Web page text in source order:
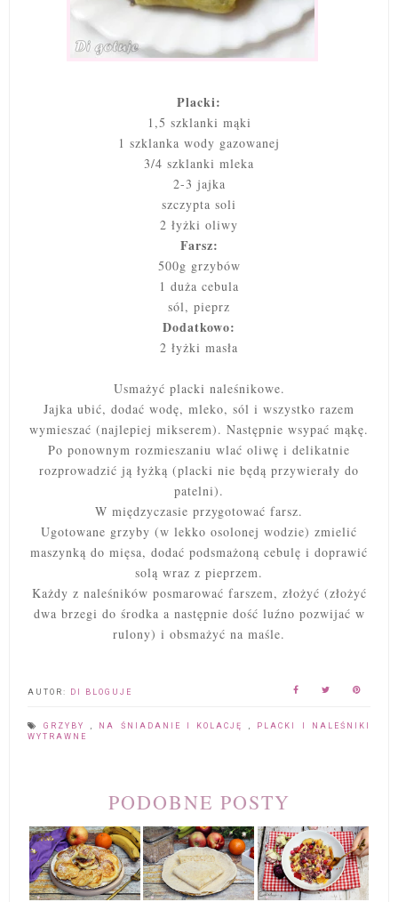
Placki:
1,5 szklanki mąki
1 szklanka wody gazowanej
3/4 szklanki mleka
2-3 jajka
szczypta soli
2 łyżki oliwy
Farsz:
500g grzybów
1 duża cebula
sól, pieprz
Dodatkowo:
2 łyżki masła
Usmażyć placki naleśnikowe.
Jajka ubić, dodać wodę, mleko, sól i wszystko razem
wymieszać (najlepiej mikserem). Następnie wsypać mąkę.
Po ponownym rozmieszaniu wlać oliwę i delikatnie
rozprowadzić ją łyżką (placki nie będą przywierały do
patelni).
W międzyczasie przygotować farsz.
Ugotowane grzyby (w lekko osolonej wodzie) zmielić
maszynką do mięsa, dodać podsmażoną cebulę i doprawić
solą wraz z pieprzem.
Każdy z naleśników posmarować farszem, złożyć (złożyć
dwa brzegi do środka a następnie dość luźno pozwijać w
rulony) i obsmażyć na maśle.
AUTOR: DI BLOGUJE
GRZYBY NA ŚNIADANIE I KOLACJĘ
PLACKI I NALEŚNIKI
WYTRAWNE
PODOBNE POSTY